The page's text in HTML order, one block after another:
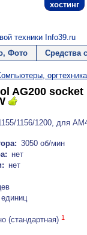
хостинг
техники Info39.ru
Фото Средства
оргтехника
AG200 socket
1156/1200, для
3050 об/мин
нет
нет
(стандартная) 1